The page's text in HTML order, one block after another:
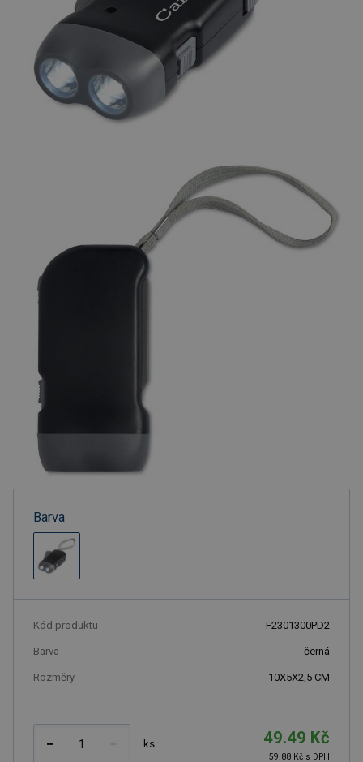
Barva
Kód produktu F2301300PD2
Barva černá
Rozměry 10X5X2,5 CM
ks 49.49 Kč
59.88 Kč s DPH